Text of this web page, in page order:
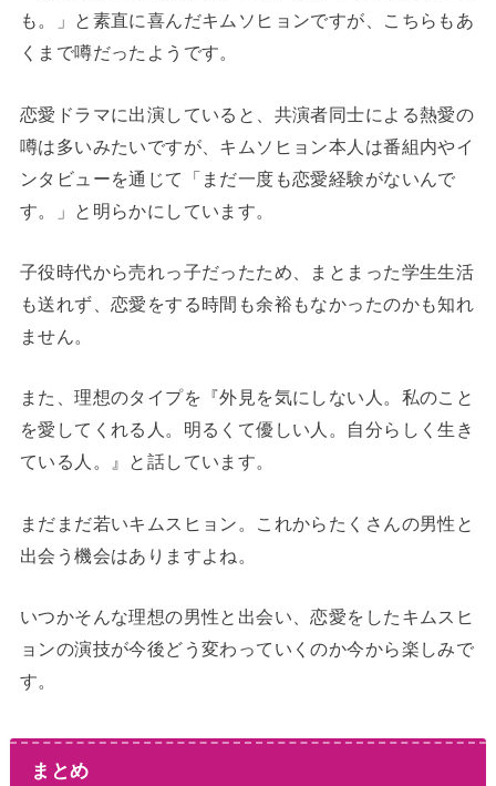
も。」と素直に喜んだキムソヒョンですが、こちらもあ
くまで噂だったようです。
恋愛ドラマに出演していると、共演者同士による熱愛の
噂は多いみたいですが、キムソヒョン本人は番組内やイ
ンタビューを通じて「まだ一度も恋愛経験がないんで
す。」と明らかにしています。
子役時代から売れっ子だったため、まとまった学生生活
も送れず、恋愛をする時間も余裕もなかったのかも知れ
ません。
また、理想のタイプを『外見を気にしない人。私のこと
を愛してくれる人。明るくて優しい人。自分らしく生き
ている人。』と話しています。
まだまだ若いキムスヒョン。これからたくさんの男性と
出会う機会はありますよね。
いつかそんな理想の男性と出会い、恋愛をしたキムスヒ
ョンの演技が今後どう変わっていくのか今から楽しみで
す。
まとめ